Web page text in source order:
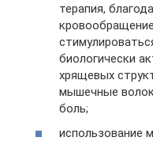
терапия,
биологически
хрящевых
мышечные
боль;
использование